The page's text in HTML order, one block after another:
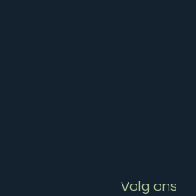
Volg ons